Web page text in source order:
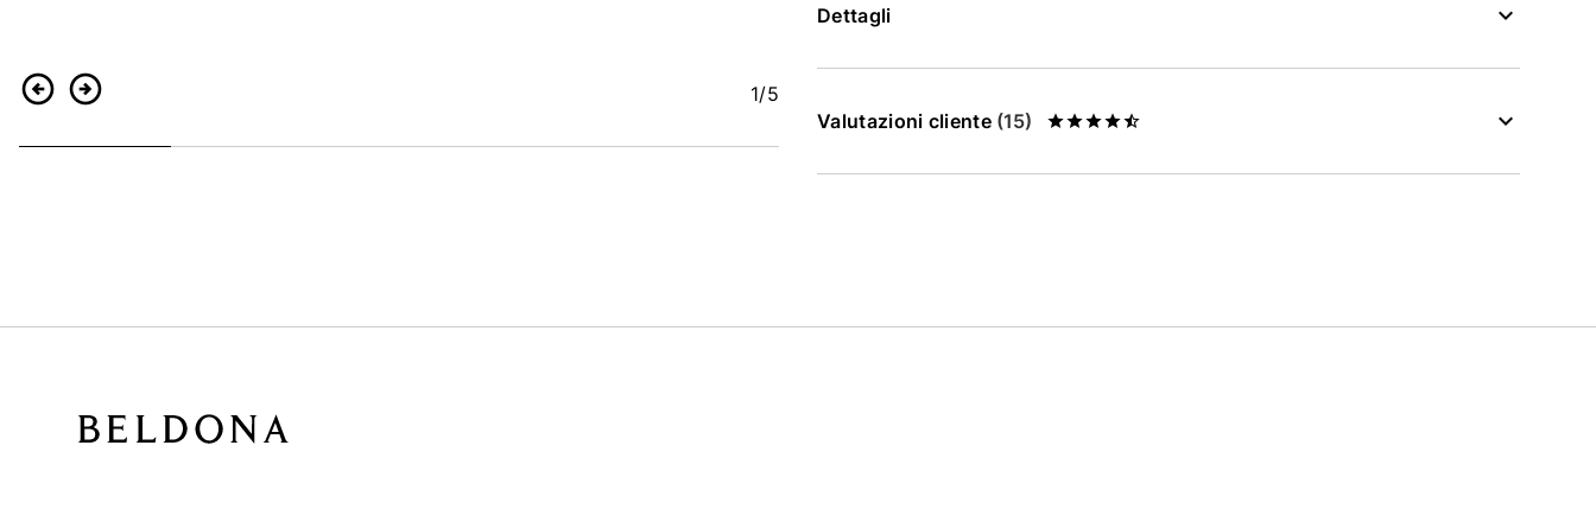
IndietroContinua 1/5
Dettagli
Valutazioni cliente (15)